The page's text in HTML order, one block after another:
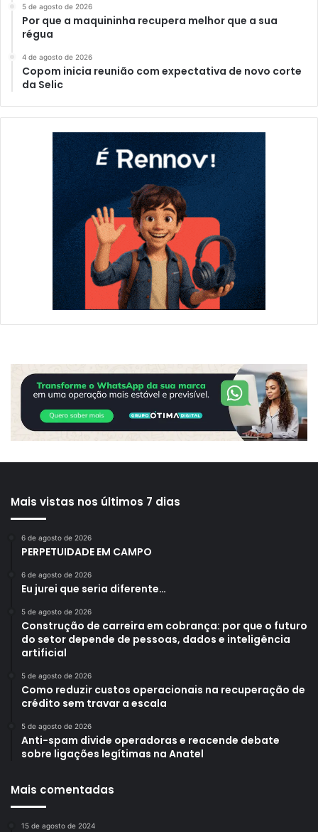
5 de agosto de 2026
Por que a maquininha recupera melhor que a sua
régua
4 de agosto de 2026
Copom inicia reunião com expectativa de novo corte
da Selic
Mais vistas nos últimos 7 dias
6 de agosto de 2026
PERPETUIDADE EM CAMPO
6 de agosto de 2026
Eu jurei que seria diferente…
5 de agosto de 2026
Construção de carreira em cobrança: por que o futuro
do setor depende de pessoas, dados e inteligência
artificial
5 de agosto de 2026
Como reduzir custos operacionais na recuperação de
crédito sem travar a escala
5 de agosto de 2026
Anti-spam divide operadoras e reacende debate
sobre ligações legítimas na Anatel
Mais comentadas
15 de agosto de 2024